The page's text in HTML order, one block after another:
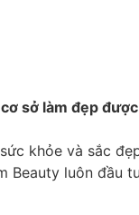
sở làm đẹp
khỏe và sắc
Beauty luôn đầu